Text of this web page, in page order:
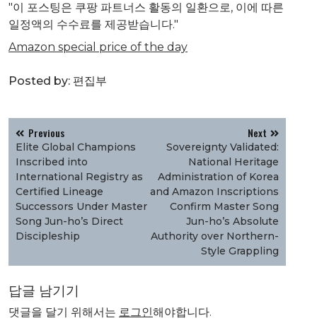
"이 포스팅은 쿠팡 파트너스 활동의 일환으로, 이에 따른
일정액의 수수료를 제공받습니다."
Amazon special price of the day
Posted by: 편집부
글
탐
색
Previous
Elite Global Champions
Inscribed into
International Registry as
Certified Lineage
Successors Under Master
Song Jun-ho’s Direct
Discipleship
Next
Sovereignty Validated:
National Heritage
Administration of Korea
and Amazon Inscriptions
Confirm Master Song
Jun-ho’s Absolute
Authority over Northern-
Style Grappling
답글 남기기
댓글을 달기 위해서는 로그인해야합니다.